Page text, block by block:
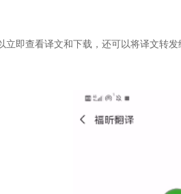
即查看译文和下载，还可以将译文转发